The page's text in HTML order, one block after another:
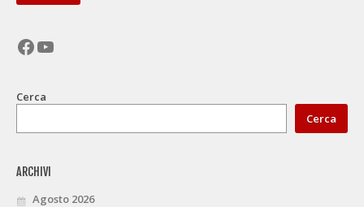
Facebook
YouTube
Cerca
Cerca
ARCHIVI
Agosto 2026